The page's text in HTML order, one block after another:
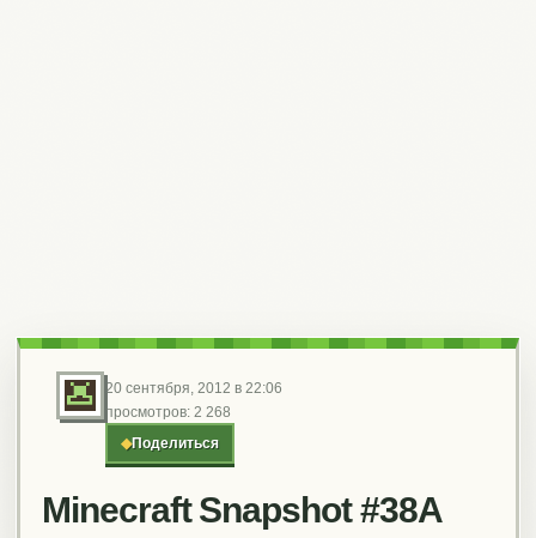
20 сентября, 2012 в 22:06
просмотров: 2 268
◆Поделиться
Minecraft Snapshot #38A